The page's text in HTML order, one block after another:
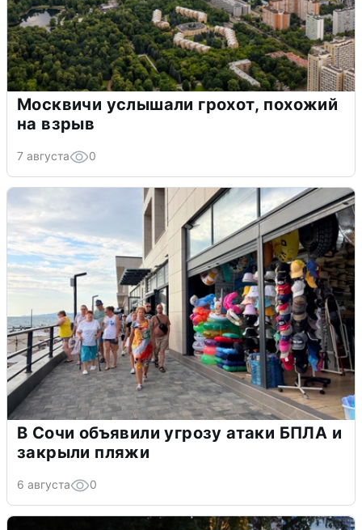
Москвичи услышали грохот, похожий
на взрыв
7 августа 0
В Сочи объявили угрозу атаки БПЛА и
закрыли пляжи
6 августа 0